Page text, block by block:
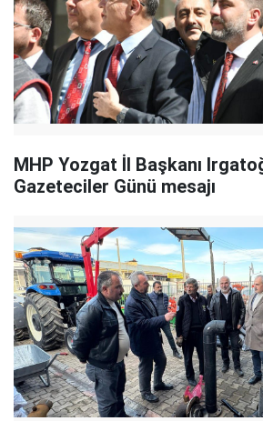
MHP Yozgat İl Başkanı
Gazeteciler Günü mesajı